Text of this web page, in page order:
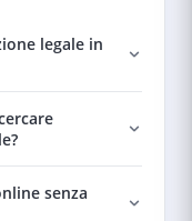
legale in
senza